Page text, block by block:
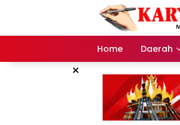
Home Daerah
×